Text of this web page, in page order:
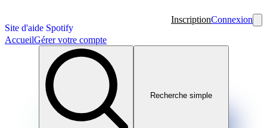
Site d'aide Spotify
InscriptionConnexion
AccueilGérer votre compte
Recherche simple